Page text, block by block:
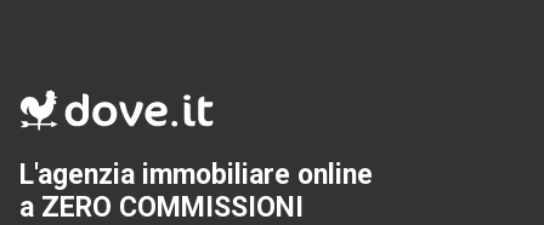
L'agenzia immobiliare online
a ZERO COMMISSIONI